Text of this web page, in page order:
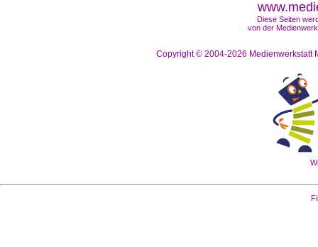
Diese Seiten
von der
Copyright © 2004-2026 Medienwerkstatt